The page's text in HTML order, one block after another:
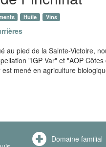
Huile Vins
au pied de la Sainte-Victoire,
"IGP Var" et "AOP
mené en agriculture
Domaine familial